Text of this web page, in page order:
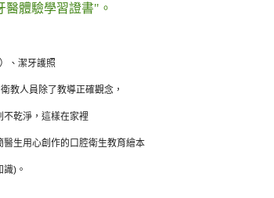
體驗學習證書"。
、 潔牙護照
教人員除了教導正確觀念，
乾淨，這樣在家裡
生用心創作的口腔衛生教育繪本
)。